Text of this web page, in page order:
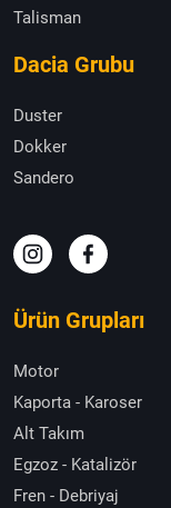
Talisman
Dacia Grubu
Duster
Dokker
Sandero
Ürün Grupları
Motor
Kaporta - Karoser
Alt Takım
Egzoz - Katalizör
Fren - Debriyaj